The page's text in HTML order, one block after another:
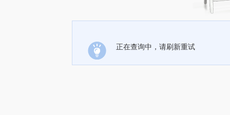
正在查询中，请刷新重试